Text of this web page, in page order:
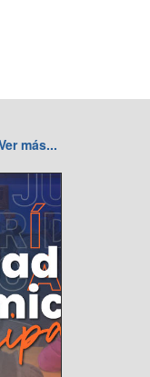
más...